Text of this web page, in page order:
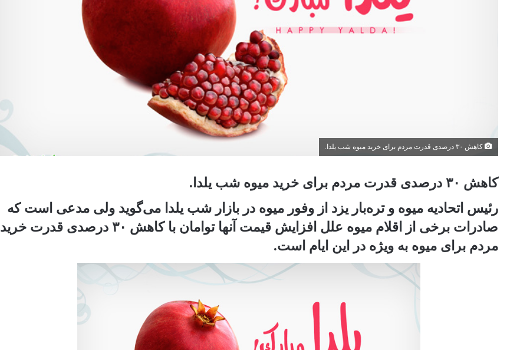
کاهش ۳۰ درصدی قدرت مردم برای خرید میوه شب یلدا.
کاهش ۳۰ درصدی قدرت مردم برای خرید میوه شب یلدا.
رئیس اتحادیه میوه و تره‌بار یزد از وفور میوه در بازار شب یلدا می‌گوید ولی مدعی است که
صادرات برخی از اقلام میوه علل افزایش قیمت آنها توامان با کاهش ۳۰ درصدی قدرت خرید
مردم برای میوه به ویژه در این ایام است.